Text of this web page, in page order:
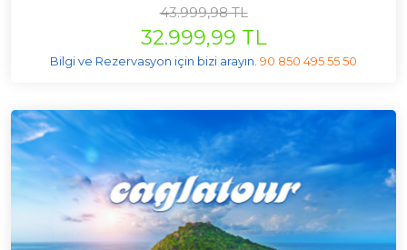
43.999,98 TL
32.999,99 TL
Bilgi ve Rezervasyon için bizi arayın. 90 850 495 55 50